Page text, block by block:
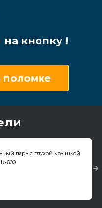
кнопку !
поломке
ларь с глухой крышкой
600